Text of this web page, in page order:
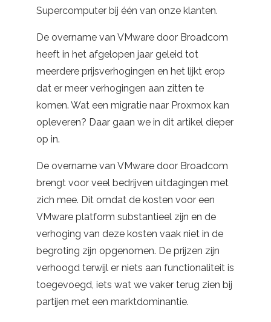
Supercomputer bij één van onze klanten.
De overname van VMware door Broadcom
heeft in het afgelopen jaar geleid tot
meerdere prijsverhogingen en het lijkt erop
dat er meer verhogingen aan zitten te
komen. Wat een migratie naar Proxmox kan
opleveren? Daar gaan we in dit artikel dieper
op in.
De overname van VMware door Broadcom
brengt voor veel bedrijven uitdagingen met
zich mee. Dit omdat de kosten voor een
VMware platform substantieel zijn en de
verhoging van deze kosten vaak niet in de
begroting zijn opgenomen. De prijzen zijn
verhoogd terwijl er niets aan functionaliteit is
toegevoegd, iets wat we vaker terug zien bij
partijen met een marktdominantie.